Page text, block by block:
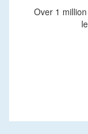
Over 1